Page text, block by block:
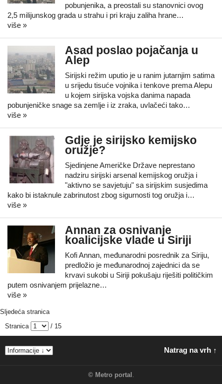
pobunjenika, a preostali su stanovnici ovog
2,5 milijunskog grada u strahu i pri kraju zaliha hrane…
više »
Asad poslao pojačanja u
Alep
Sirijski režim uputio je u ranim jutarnjim satima
u srijedu tisuće vojnika i tenkove prema Alepu
u kojem sirijska vojska danima napada
pobunjeničke snage sa zemlje i iz zraka, uvlačeći tako…
više »
Gdje je sirijsko kemijsko
oružje?
Sjedinjene Američke Države neprestano
nadziru sirijski arsenal kemijskog oružja i
"aktivno se savjetuju" sa sirijskim susjedima
kako bi istaknule zabrinutost zbog sigurnosti tog oružja i…
više »
Annan za osnivanje
koalicijske vlade u Siriji
Kofi Annan, međunarodni posrednik za Siriju,
predložio je međunarodnoj zajednici da se
krvavi sukobi u Siriji pokušaju riješiti političkim
putem osnivanjem prijelazne…
više »
Sljedeća stranica
Stranica
/ 15
Natrag na vrh ↑
© Metro portal .